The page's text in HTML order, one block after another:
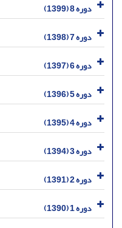
دوره 8 (1399)
دوره 7 (1398)
دوره 6 (1397)
دوره 5 (1396)
دوره 4 (1395)
دوره 3 (1394)
دوره 2 (1391)
دوره 1 (1390)